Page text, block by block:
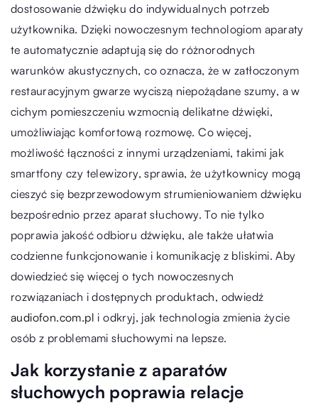
dostosowanie dźwięku do indywidualnych potrzeb
użytkownika. Dzięki nowoczesnym technologiom aparaty
te automatycznie adaptują się do różnorodnych
warunków akustycznych, co oznacza, że w zatłoczonym
restauracyjnym gwarze wyciszą niepożądane szumy, a w
cichym pomieszczeniu wzmocnią delikatne dźwięki,
umożliwiając komfortową rozmowę. Co więcej,
możliwość łączności z innymi urządzeniami, takimi jak
smartfony czy telewizory, sprawia, że użytkownicy mogą
cieszyć się bezprzewodowym strumieniowaniem dźwięku
bezpośrednio przez aparat słuchowy. To nie tylko
poprawia jakość odbioru dźwięku, ale także ułatwia
codzienne funkcjonowanie i komunikację z bliskimi. Aby
dowiedzieć się więcej o tych nowoczesnych
rozwiązaniach i dostępnych produktach, odwiedź
audiofon.com.pl i odkryj, jak technologia zmienia życie
osób z problemami słuchowymi na lepsze.
Jak korzystanie z aparatów
słuchowych poprawia relacje